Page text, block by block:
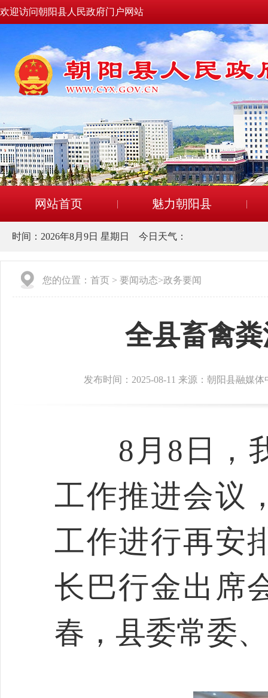
欢迎访问朝阳县人民政府门户网站
网站首页 魅力朝阳县
时间： 2026年8月9日 星期日 今日天气：
您的位置： 首页 > 要闻动态>政务要闻
全县畜禽
发布时间：2025-08-11 来源：朝阳县融媒体
8月8日，我
工作推进会议
工作进行再安
长巴行金出席
春，县委常委